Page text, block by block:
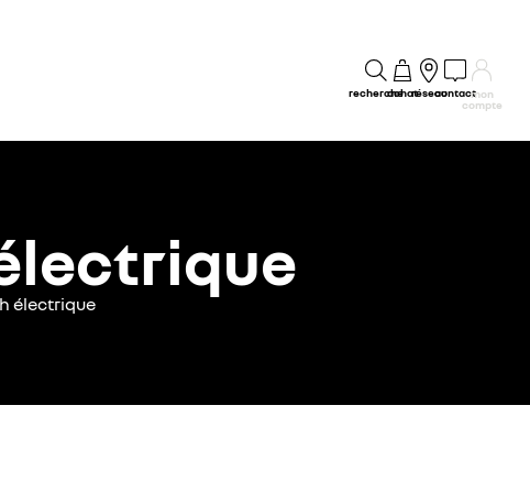
rechercheachatréseaucontactmon
compte
électrique